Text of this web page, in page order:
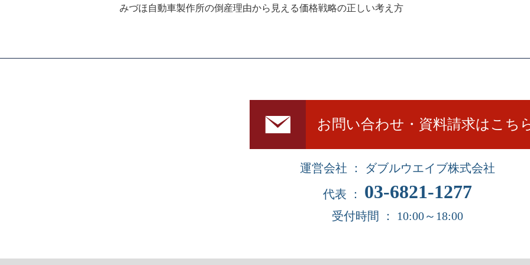
みづほ自動車製作所の倒産理由から見える価格戦略の正しい考え方
お問い合わせ・資料請求はこち
運営会社 ： ダブルウエイブ株式会社
代表 ： 03-6821-1277
受付時間 ： 10:00～18:00